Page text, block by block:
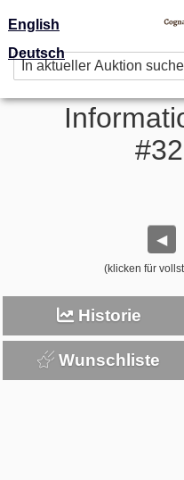
English
Deutsch
◀
(klicken für
Historie
Wunschliste